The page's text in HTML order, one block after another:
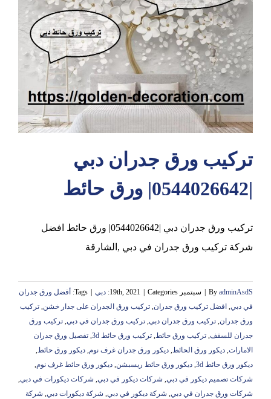
عجمان
تركيب ورق جدران دبي
|0544026642| ورق حائط
تركيب ورق جدران دبي |0544026642| ورق حائط افضل
شركة تركيب ورق جدران في دبي ,الشارقة
By adminAsdS سبتمبر 19th, 2021 Categories: دبي Tags:
أفضل ورق جدران
في دبي, افضل تركيب ورق جدران, تركيب ورق الجدران على جدار خشن, تركيب
ورق جدران, تركيب ورق جدران دبي, تركيب ورق جدران في دبي, تركيب ورق
جدران للسقف, تركيب ورق حائط, تركيب ورق حائط 3d , تفصيل ورق جدران
الامارات, ديكور ورق الحائط, ديكور ورق جدران غرف نوم, ديكور ورق حائط,
ديكور ورق حائط 3d
, ديكور ورق حائط ريسبشن, ديكور ورق حائط غرف نوم,
شركات تصميم ديكور في دبي, شركات ديكور في دبي, شركات ديكورات في دبي,
شركات ورق جدران في دبي, شركة ديكور في دبي, شركة ديكورات دبي, شركة